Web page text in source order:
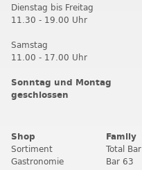
Dienstag bis Freitag
11.30 - 19.00 Uhr
Samstag
11.00 - 17.00 Uhr
Sonntag und Montag
geschlossen
Shop
Sortiment
Gastronomie
Family
Total Bar
Bar 63